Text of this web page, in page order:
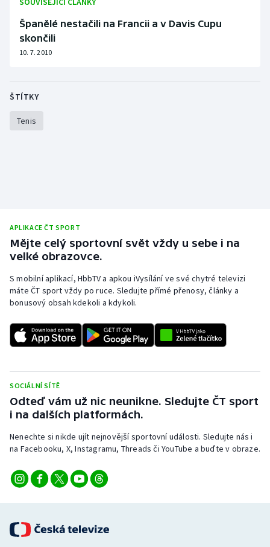
Španělé nestačili na Francii a v Davis Cupu
skončili
10. 7. 2010
ŠTÍTKY
Tenis
APLIKACE ČT SPORT
Mějte celý sportovní svět vždy u sebe i na
velké obrazovce.
S mobilní aplikací, HbbTV a apkou iVysílání ve své chytré televizi
máte ČT sport vždy po ruce. Sledujte přímé přenosy, články a
bonusový obsah kdekoli a kdykoli.
SOCIÁLNÍ SÍTĚ
Odteď vám už nic neunikne. Sledujte ČT sport
i na dalších platformách.
Nenechte si nikde ujít nejnovější sportovní události. Sledujte nás i
na Facebooku, X, Instagramu, Threads či YouTube a buďte v obraze.